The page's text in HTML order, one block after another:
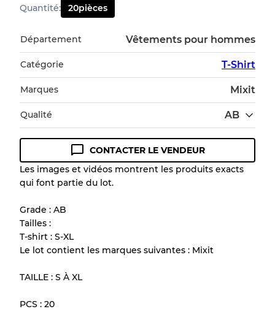
Quantité: 20pièces
Département Vêtements pour hommes
Catégorie T-Shirt
Marques Mixit
Qualité AB
Guide des conditions
Tous les produits incluent un niveau de
de chaque article avant l'achat.
Il y a une marge d'erreur allant jusqu'à
en raison de la vente en gros
Notre système à 3 niveaux
CONTACTER LE VENDEUR
Les images et vidéos montrent les produits exacts
qui font partie du lot.
Grade : AB
Tailles :
T-shirt : S-XL
Le lot contient les marques suivantes : Mixit
TAILLE : S À XL
PCS : 20